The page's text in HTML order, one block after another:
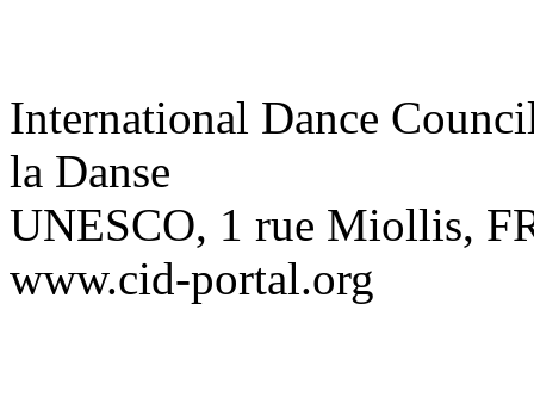
International Dance
la Danse
UNESCO, 1 rue Miollis,
www.cid-portal.org